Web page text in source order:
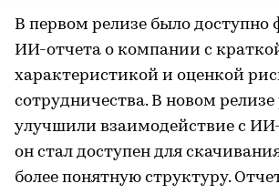
В первом релизе было
ИИ-отчета о компании с
характеристикой и оценкой
сотрудничества. В новом
улучшили взаимодействие с
он стал доступен для
более понятную структуру.